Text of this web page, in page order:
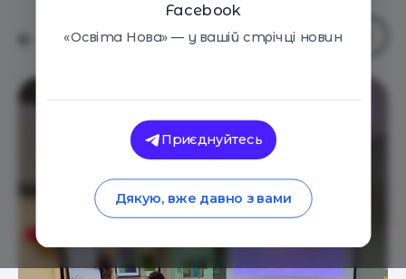
Facebook
«Освіта Нова» — у вашій стрічці новин
Приєднуйтесь
Дякую, вже давно з вами